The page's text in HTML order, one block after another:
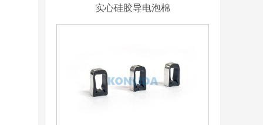
实心硅胶导电泡棉